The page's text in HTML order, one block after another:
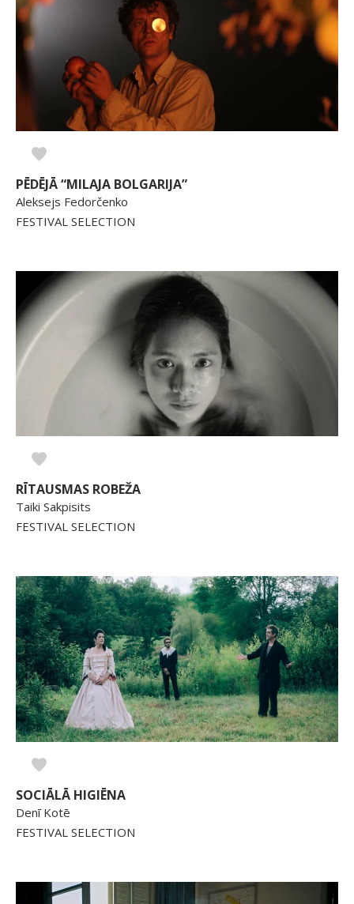
PĒDĒJĀ “MILAJA BOLGARIJA”
Aleksejs Fedorčenko
FESTIVAL SELECTION
RĪTAUSMAS ROBEŽA
Taiki Sakpisits
FESTIVAL SELECTION
SOCIĀLĀ HIGIĒNA
Denī Kotē
FESTIVAL SELECTION